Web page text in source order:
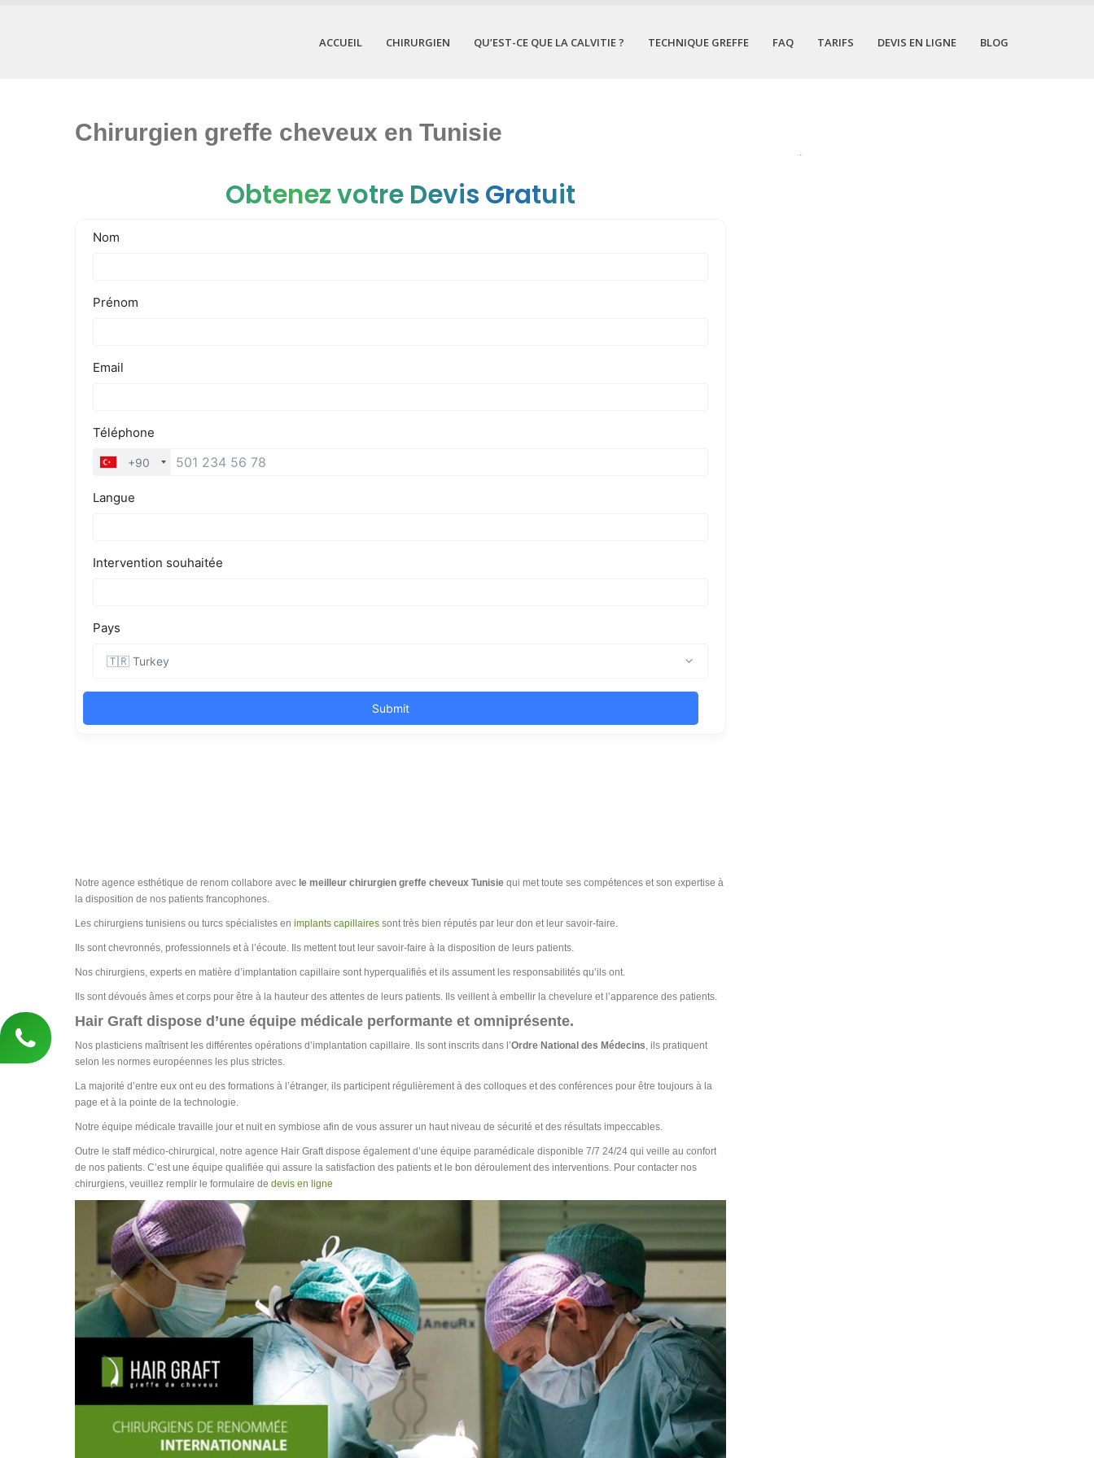
ACCUEIL CHIRURGIEN QU’EST-CE QUE LA CALVITIE ? TECHNIQUE GREFFE FAQ TARIFS DEVIS EN LIGNE BLOG
Chirurgien greffe cheveux en Tunisie
Obtenez votre Devis Gratuit
Notre agence esthétique de renom collabore avec le meilleur chirurgien greffe cheveux Tunisie qui met toute ses compétences et son expertise à
la disposition de nos patients francophones.
Les chirurgiens tunisiens ou turcs spécialistes en implants capillaires sont très bien réputés par leur don et leur savoir-faire.
Ils sont chevronnés, professionnels et à l’écoute. Ils mettent tout leur savoir-faire à la disposition de leurs patients.
Nos chirurgiens, experts en matière d’implantation capillaire sont hyperqualifiés et ils assument les responsabilités qu’ils ont.
Ils sont dévoués âmes et corps pour être à la hauteur des attentes de leurs patients. Ils veillent à embellir la chevelure et l’apparence des patients.
Hair Graft dispose d’une équipe médicale performante et omniprésente.
Nos plasticiens maîtrisent les différentes opérations d’implantation capillaire. Ils sont inscrits dans l’Ordre National des Médecins, ils pratiquent
selon les normes européennes les plus strictes.
La majorité d’entre eux ont eu des formations à l’étranger, ils participent régulièrement à des colloques et des conférences pour être toujours à la
page et à la pointe de la technologie.
Notre équipe médicale travaille jour et nuit en symbiose afin de vous assurer un haut niveau de sécurité et des résultats impeccables.
Outre le staff médico-chirurgical, notre agence Hair Graft dispose également d’une équipe paramédicale disponible 7/7 24/24 qui veille au confort
de nos patients. C’est une équipe qualifiée qui assure la satisfaction des patients et le bon déroulement des interventions. Pour contacter nos
chirurgiens, veuillez remplir le formulaire de devis en ligne
.